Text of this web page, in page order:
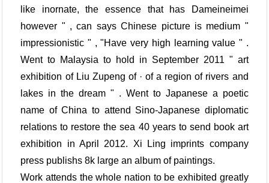
like inornate, the essence that has Dameineimei
however " , can says Chinese picture is medium "
impressionistic " , "Have very high learning value " .
Went to Malaysia to hold in September 2011 " art
exhibition of Liu Zupeng of · of a region of rivers and
lakes in the dream " . Went to Japanese a poetic
name of China to attend Sino-Japanese diplomatic
relations to restore the sea 40 years to send book art
exhibition in April 2012. Xi Ling imprints company
press publishs 8k large an album of paintings.
Work attends the whole nation to be exhibited greatly